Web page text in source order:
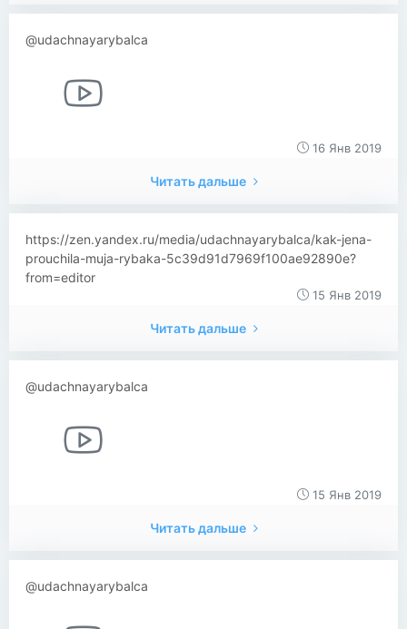
@udachnayarybalca
16 Янв 2019
Читать дальше
https://zen.yandex.ru/media/udachnayarybalca/kak-jena-
prouchila-muja-rybaka-5c39d91d7969f100ae92890e?
from=editor
15 Янв 2019
Читать дальше
@udachnayarybalca
15 Янв 2019
Читать дальше
@udachnayarybalca